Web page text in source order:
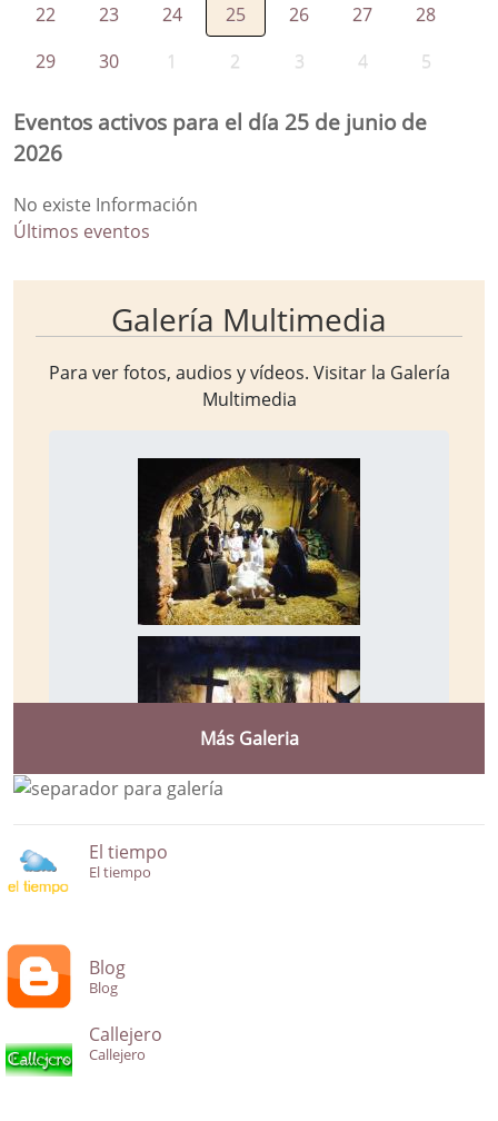
22 23 24 25 26 27
28
29
30 1 2 3 4 5
Eventos activos para el día 25 de junio de
2026
No existe Información
Últimos eventos
Galería Multimedia
Para ver fotos, audios y vídeos. Visitar la Galería
Multimedia
Más Galeria
El tiempo
El tiempo
Blog
Blog
Callejero
Callejero